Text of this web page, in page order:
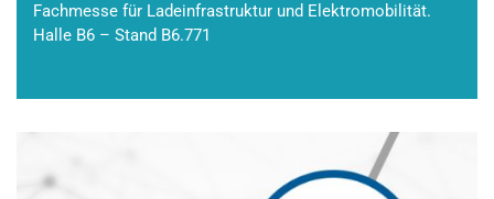
Fachmesse für Ladeinfrastruktur und Elektromobilität.
Halle B6 – Stand B6.771